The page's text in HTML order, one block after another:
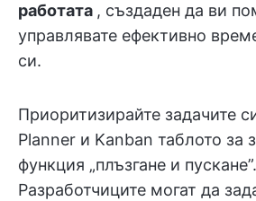
работата , създаден да ви
управлявате ефективно
си.
Приоритизирайте задачите
Planner и Kanban таблото за
функция „плъзгане и пускане”.
Разработчиците могат да